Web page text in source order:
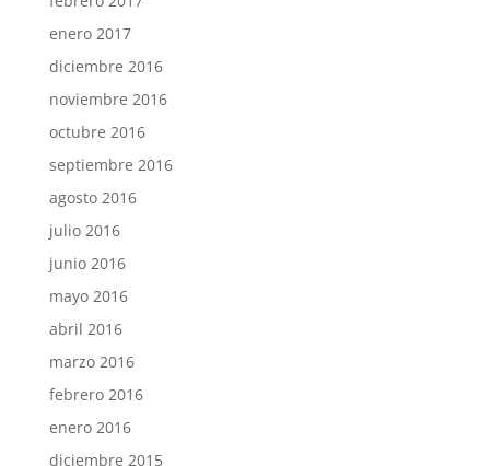
enero 2017
diciembre 2016
noviembre 2016
octubre 2016
septiembre 2016
agosto 2016
julio 2016
junio 2016
mayo 2016
abril 2016
marzo 2016
febrero 2016
enero 2016
diciembre 2015